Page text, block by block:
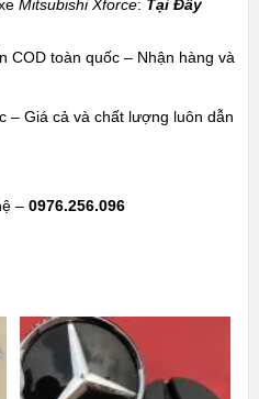
Mitsubishi Xforce: Tại Đây
COD toàn quốc – Nhận hàng và
– Giá cả và chất lượng luôn dẫn
– 0976.256.096